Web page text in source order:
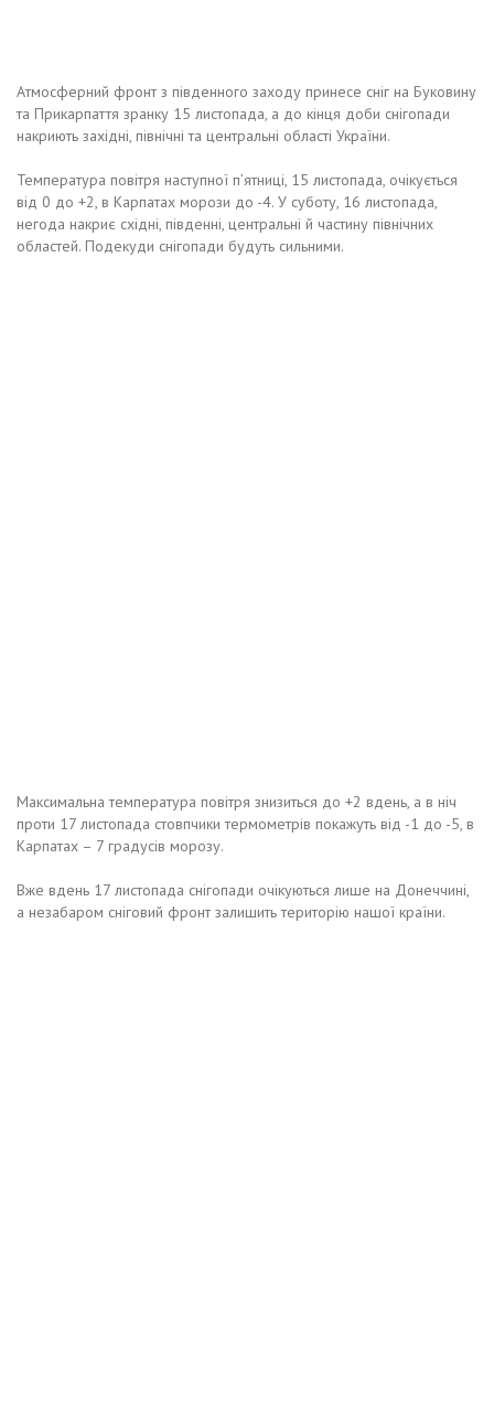
Атмосферний фронт з південного заходу принесе сніг на Буковину
та Прикарпаття зранку 15 листопада, а до кінця доби снігопади
накриють західні, північні та центральні області України.
Температура повітря наступної п’ятниці, 15 листопада, очікується
від 0 до +2, в Карпатах морози до -4. У суботу, 16 листопада,
негода накриє східні, південні, центральні й частину північних
областей. Подекуди снігопади будуть сильними.
Максимальна температура повітря знизиться до +2 вдень, а в ніч
проти 17 листопада стовпчики термометрів покажуть від -1 до -5, в
Карпатах – 7 градусів морозу.
Вже вдень 17 листопада снігопади очікуються лише на Донеччині,
а незабаром сніговий фронт залишить територію нашої країни.